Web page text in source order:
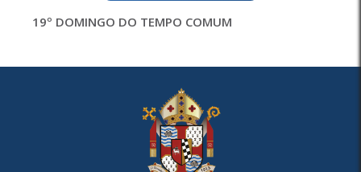
19º DOMINGO DO TEMPO COMUM